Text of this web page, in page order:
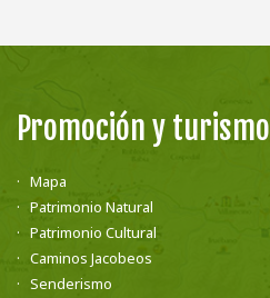
Promoción y turismo
Mapa
Patrimonio Natural
Patrimonio Cultural
Caminos Jacobeos
Senderismo